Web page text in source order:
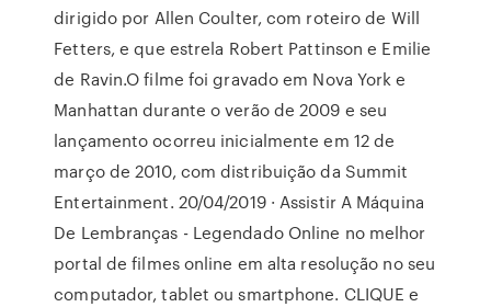
dirigido por Allen Coulter, com roteiro de Will
Fetters, e que estrela Robert Pattinson e Emilie
de Ravin.O filme foi gravado em Nova York e
Manhattan durante o verão de 2009 e seu
lançamento ocorreu inicialmente em 12 de
março de 2010, com distribuição da Summit
Entertainment. 20/04/2019 · Assistir A Máquina
De Lembranças - Legendado Online no melhor
portal de filmes online em alta resolução no seu
computador, tablet ou smartphone. CLIQUE e